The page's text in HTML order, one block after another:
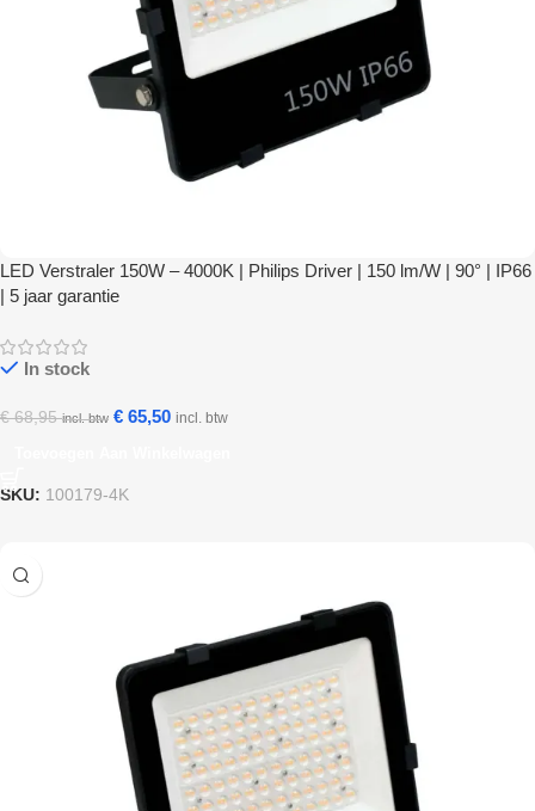
LED Verstraler 150W – 4000K | Philips Driver | 150 lm/W | 90° | IP66
| 5 jaar garantie
In stock
€68,95 incl. btw € 65,50 incl. btw
SKU: 100179-4K